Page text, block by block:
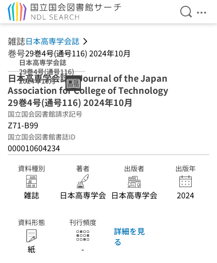
検索を
メ
雑誌日本高専学会誌
巻号29巻4号(通号116) 2024年10月
日本高専学会誌
29巻4号(通号116)
2024年10月
日本高専学会誌 = Journal of the Japan
Association for College of Technology
29巻4号(通号116) 2024年10月
国立国会図書館請求記号
Z71-B99
国立国会図書館書誌ID
000010604234
資料種別
雑誌
著者
日本高専学会
出版者
日本高専学会
出版年
2024
資料形態
紙
刊行頻度
-
詳細を見
る